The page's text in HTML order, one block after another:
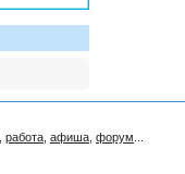
работа афиша форум